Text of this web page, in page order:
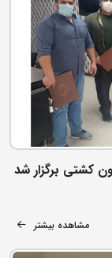
کشتی برگزار شد
مشاهده بیشتر